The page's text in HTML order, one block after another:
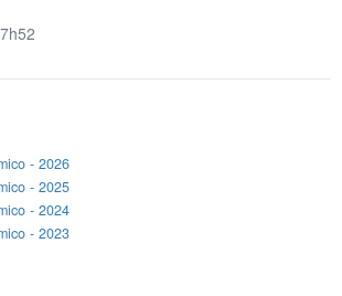
- 2026
- 2025
- 2024
- 2023